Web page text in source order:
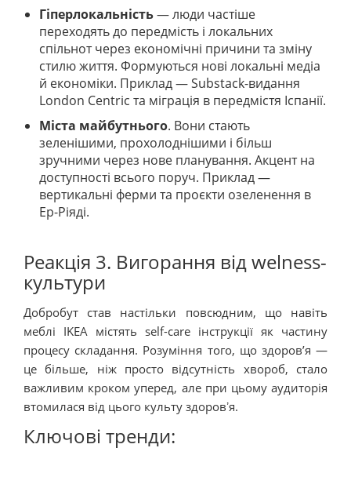
Гіперлокальність— люди частіше
переходять до передмість і локальних
спільнот через економічні причини та зміну
стилю життя. Формуються нові локальні медіа
й економіки. Приклад — Substack-видання
London Centric та міграція в передмістя Іспанії.
Міста майбутнього. Вони стають
зеленішими, прохолоднішими і більш
зручними через нове планування. Акцент на
доступності всього поруч. Приклад —
вертикальні ферми та проєкти озеленення в
Ер-Ріяді.
Реакція 3. Вигорання від welness-
культури
Добробут став настільки повсюдним, що навіть
меблі IKEA містять self-care інструкції як частину
процесу складання. Розуміння того, що здоров’я —
це більше, ніж просто відсутність хвороб, стало
важливим кроком уперед, але при цьому аудиторія
втомилася від цього культу здоровʼя.
Ключові тренди: